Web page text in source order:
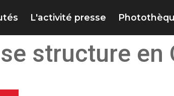
L'activité presse
structure en